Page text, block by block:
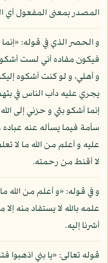
المصدر بمعنى المفعول أي
و الحصر الذي في قوله:
فيكون مفاده أني لست
و أهلي، و لو كنت أشكوه
يجري عليه دأب الناس في
إنما أشكو بثي و حزني إلى
سأمة فيما يسأله عنه عباده
عليه و أعلم من الله ما
لا أقنط من رحمته.
و في قوله: «و أعلم من الله
علمه بالله لا يستفاد منه
أشرنا إليه.
قوله تعالى: «يا بني